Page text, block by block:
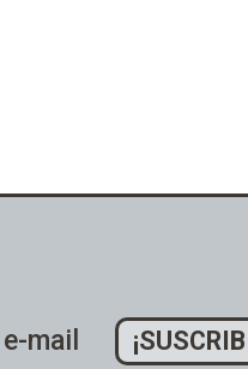
mail